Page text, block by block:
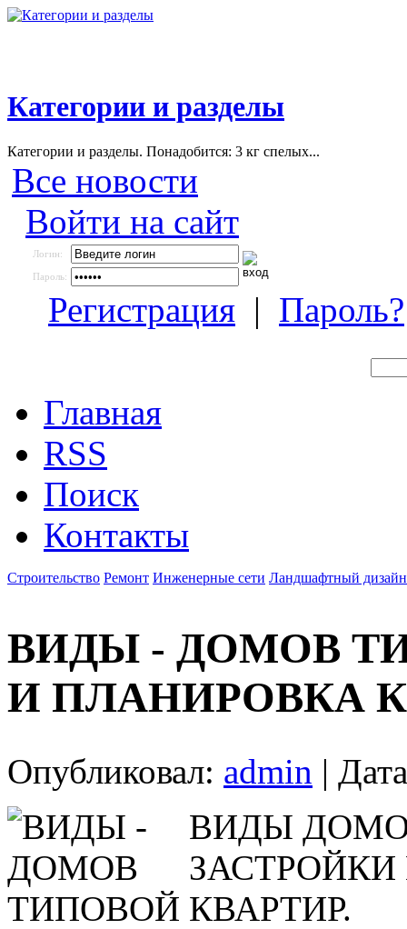
Категории и разделы
Категории и разделы. Понадобится: 3 кг спелых...
Все новости
Войти на сайт
Логин:
Пароль:
Регистрация | Пароль?
Главная
RSS
Поиск
Контакты
Строительство Ремонт Инженерные сети Ландшафтный дизайн
ВИДЫ - ДОМОВ
И ПЛАНИРОВКА
Опубликовал: admin |
ВИДЫ
КВАРТИР.